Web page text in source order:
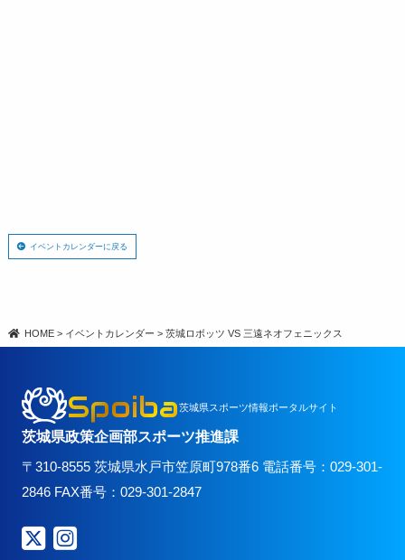
イベントカレンダーに戻る
HOME > イベントカレンダー >茨城ロボッツ VS 三遠ネオフェニックス
Spoiba茨城県スポーツ情報ポータルサイト
茨城県政策企画部スポーツ推進課
〒310-8555 茨城県水戸市笠原町978番6 電話番号：029-301-
2846 FAX番号：029-301-2847